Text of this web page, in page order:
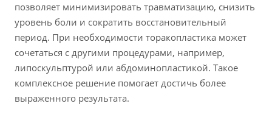
позволяет минимизировать травматизацию, снизить
уровень боли и сократить восстановительный
период. При необходимости торакопластика может
сочетаться с другими процедурами, например,
липоскульптурой или абдоминопластикой. Такое
комплексное решение помогает достичь более
выраженного результата.